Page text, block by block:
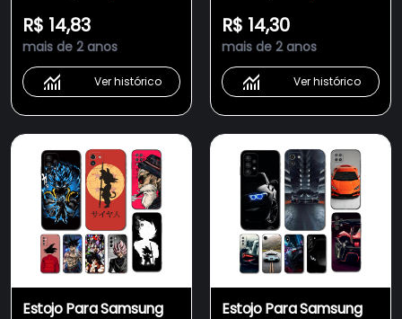
tpu pokemon pikachu
Preto
R$ 14,83
mais de 2 anos
Ver histórico
Zoro wano kaido Preto
tpu
R$ 14,30
mais de 2 anos
Ver histórico
Estojo Para Samsung Estojo Para Samsung